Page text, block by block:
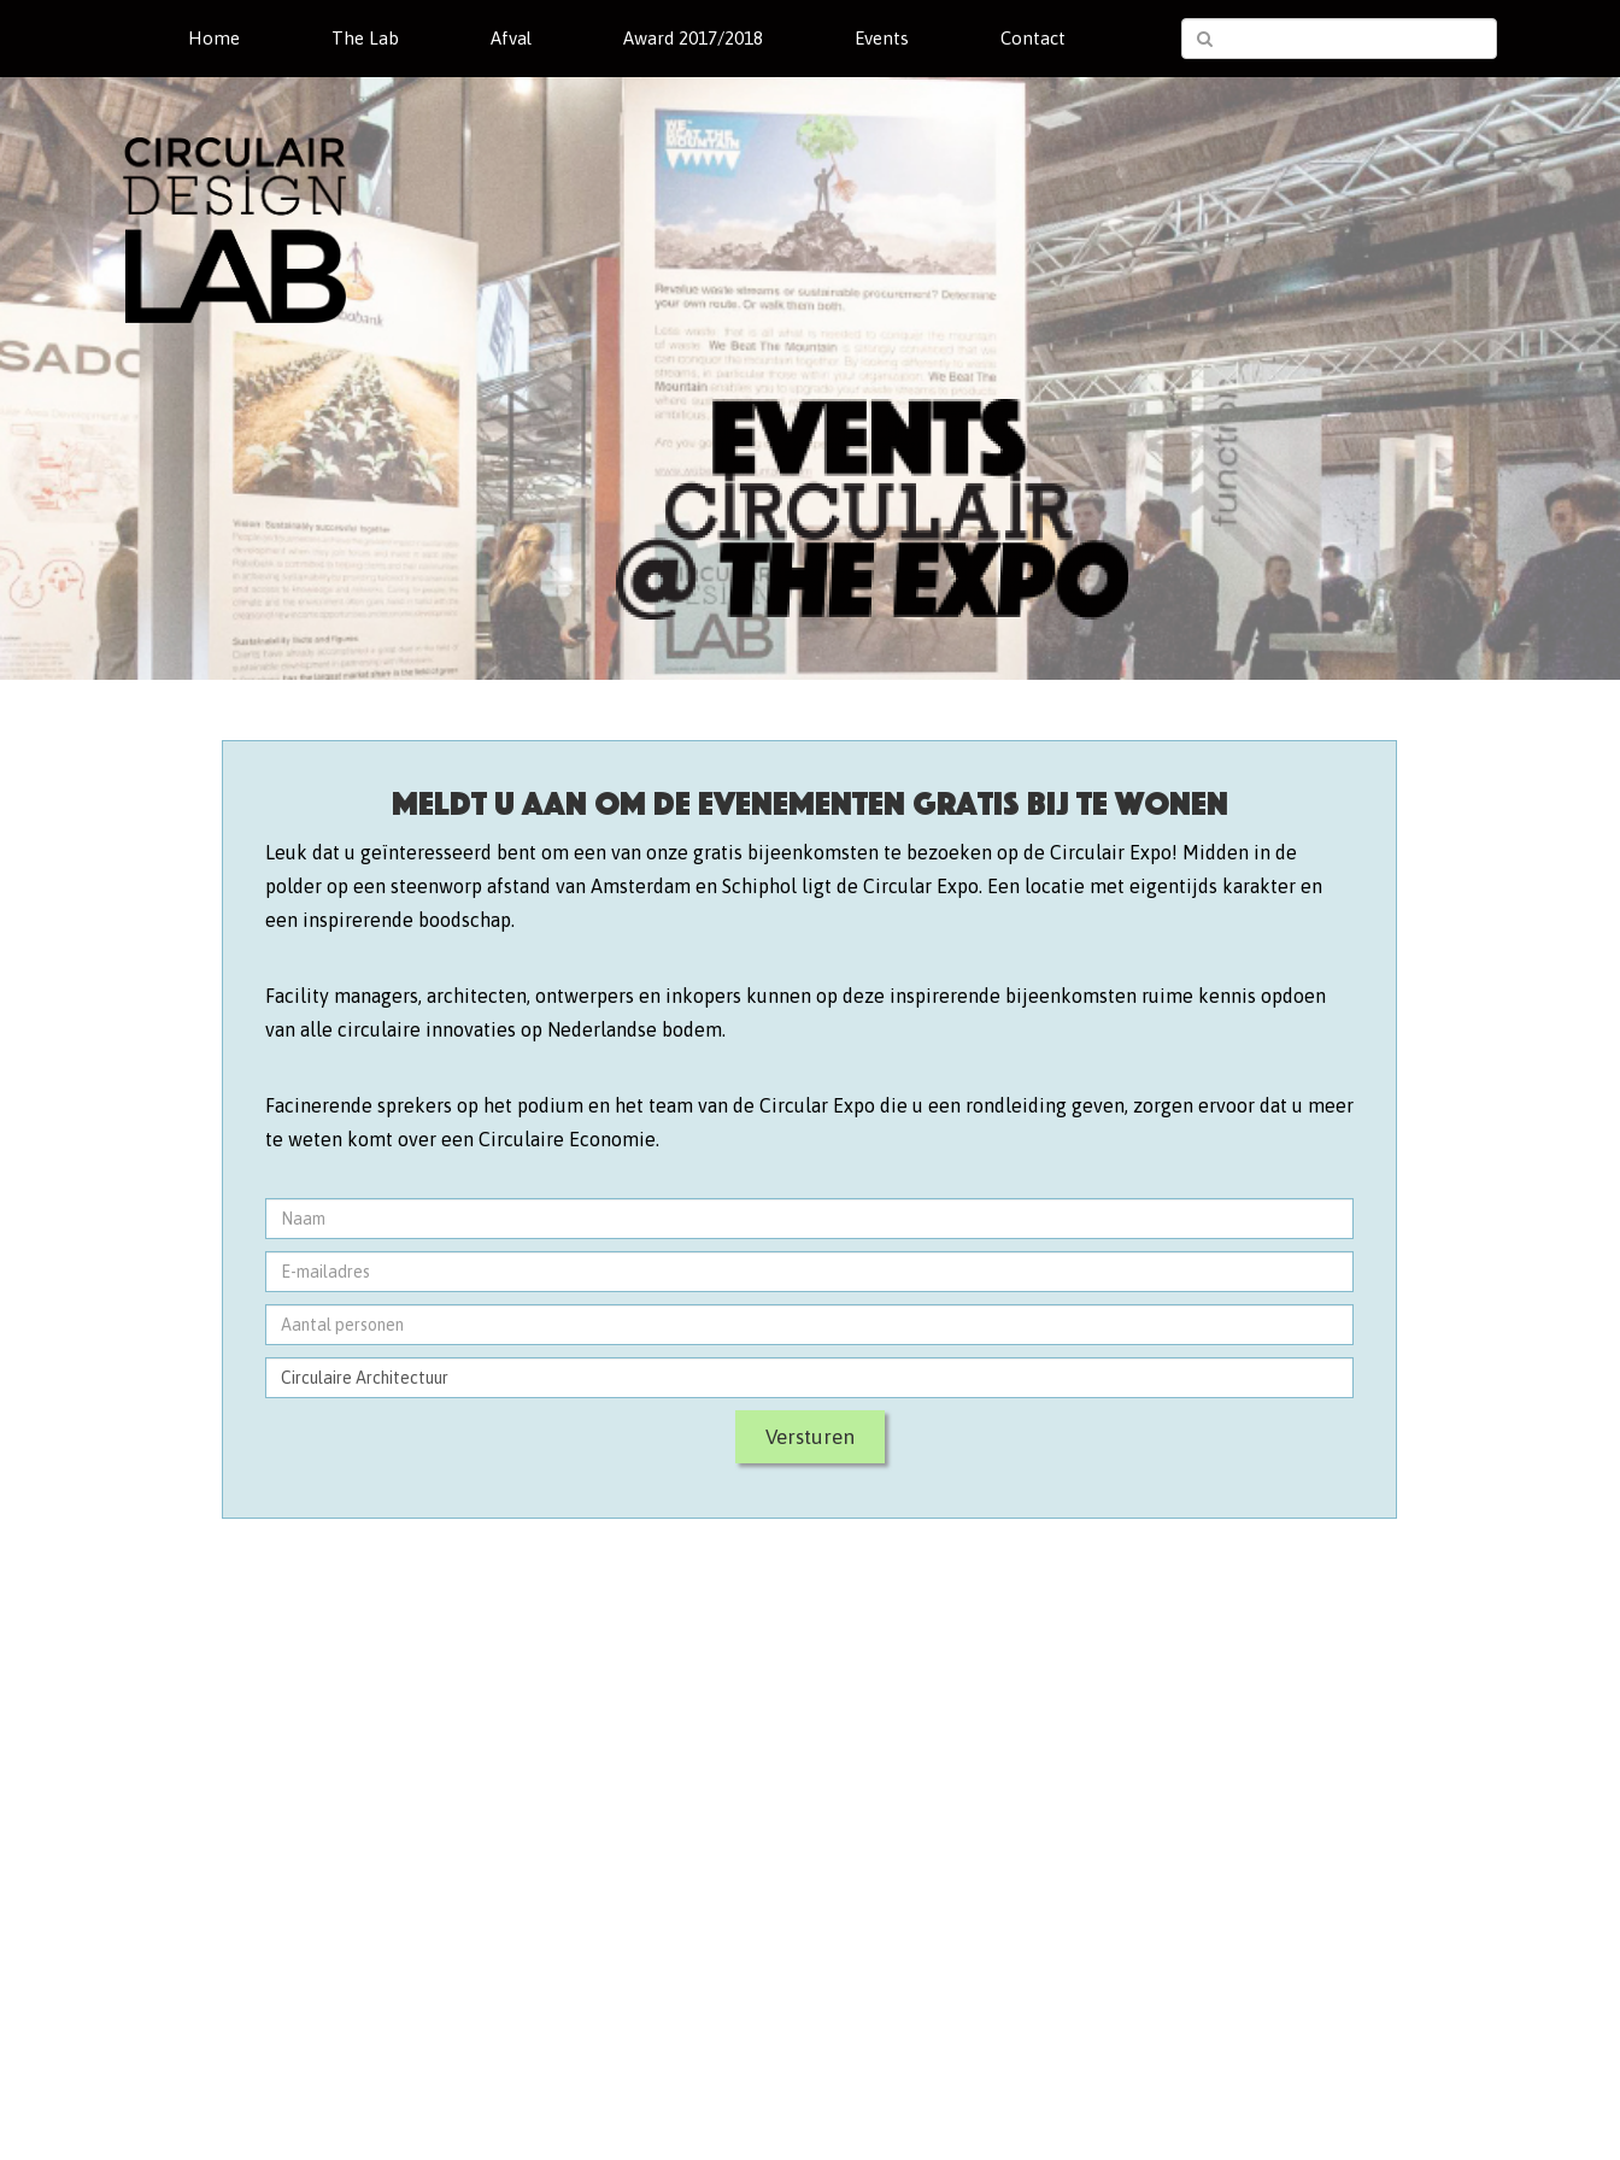
Home The Lab Afval Award 2017/2018 Events Contact
Meldt u aan om de evenementen Gratis bij te wonen
Leuk dat u geïnteresseerd bent om een van onze gratis bijeenkomsten te bezoeken op de Circulair Expo! Midden in de
polder op een steenworp afstand van Amsterdam en Schiphol ligt de Circular Expo. Een locatie met eigentijds karakter en
een inspirerende boodschap.
Facility managers, architecten, ontwerpers en inkopers kunnen op deze inspirerende bijeenkomsten ruime kennis opdoen
van alle circulaire innovaties op Nederlandse bodem.
Facinerende sprekers op het podium en het team van de Circular Expo die u een rondleiding geven, zorgen ervoor dat u meer
te weten komt over een Circulaire Economie.
Versturen